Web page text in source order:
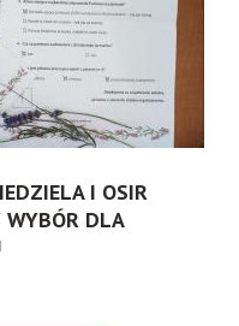
I OSIR
WYBÓR DLA